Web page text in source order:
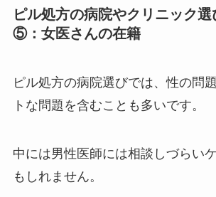
ピル処方の病院やクリニック選
⑤：女医さんの在籍
ピル処方の病院選びでは、性の問
トな問題を含むことも多いです。
中には男性医師には相談しづらい
もしれません。